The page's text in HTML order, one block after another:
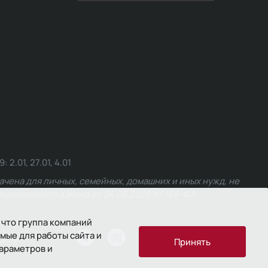
группа компаний
для работы сайта и
и
Принять
27.01, 4.01
для личных, семейных, домашних и иных нужд, не